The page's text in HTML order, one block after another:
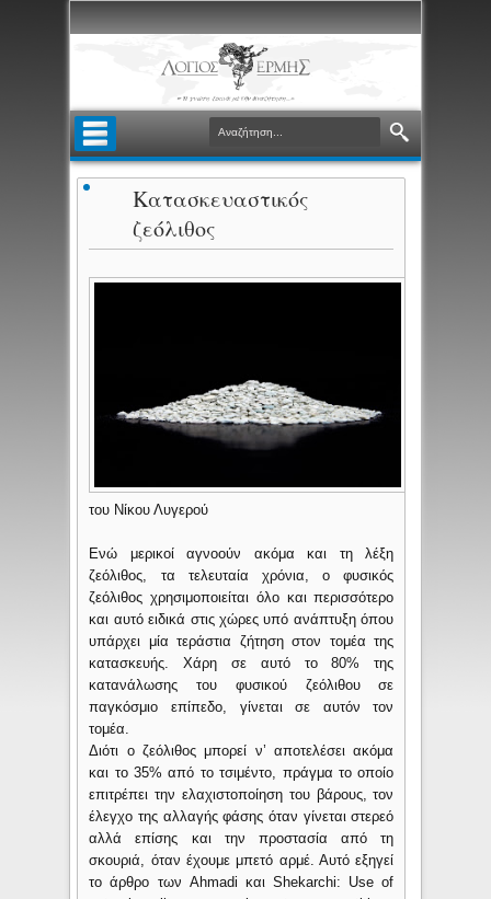
Κατασκευαστικός
ζεόλιθος
του Νίκου Λυγερού
Ενώ μερικοί αγνοούν ακόμα και τη λέξη
ζεόλιθος, τα τελευταία χρόνια, ο φυσικός
ζεόλιθος χρησιμοποιείται όλο και περισσότερο
και αυτό ειδικά στις χώρες υπό ανάπτυξη όπου
υπάρχει μία τεράστια ζήτηση στον τομέα της
κατασκευής. Χάρη σε αυτό το 80% της
κατανάλωσης του φυσικού ζεόλιθου σε
παγκόσμιο επίπεδο, γίνεται σε αυτόν τον
τομέα.
Διότι ο ζεόλιθος μπορεί ν’ αποτελέσει ακόμα
και το 35% από το τσιμέντο, πράγμα το οποίο
επιτρέπει την ελαχιστοποίηση του βάρους, τον
έλεγχο της αλλαγής φάσης όταν γίνεται στερεό
αλλά επίσης και την προστασία από τη
σκουριά, όταν έχουμε μπετό αρμέ. Αυτό εξηγεί
το άρθρο των Ahmadi και Shekarchi: Use of